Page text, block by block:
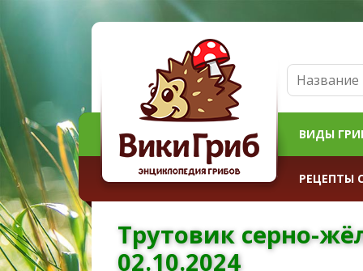
ВИДЫ
РЕЦЕПТЫ
Трутовик серно-
02.10.2024